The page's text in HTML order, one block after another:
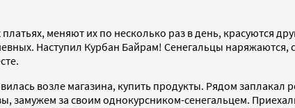
меняют их по несколько раз в день, красуются
Наступил Курбан Байрам! Сенегальцы
возле магазина, купить продукты. Рядом заплакал
за своим однокурсником-сенегальцем.